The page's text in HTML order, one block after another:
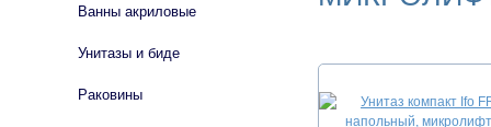
Ванны акриловые
Унитазы и биде
Раковины